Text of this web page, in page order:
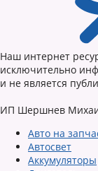
Наш интернет
исключительно
и не является
ИП Шершнев
Авто на
Автосвет
Аккумуляторы